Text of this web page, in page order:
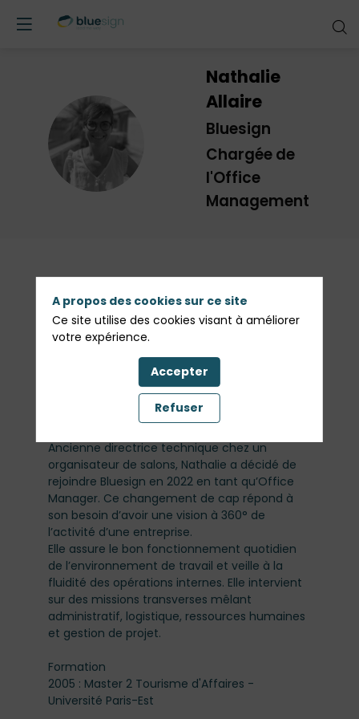
NA
Nathalie
Allaire
Bluesign
Chargée de
l'Office
Management
Description
20 ans d’expérience dans l’organisation
d’évènements professionnels. Polyvalente, elle
est au service de la direction et des
collaborateurs pour soutenir, simplifier et
Ancienne directrice technique chez un
organisateur de salons, Nathalie a décidé de
rejoindre Bluesign en 2022 en tant qu’Office
Manager. Ce changement de cap répond à
son besoin d’avoir une vision à 360° de
l’activité d’une entreprise.
Elle assure le bon fonctionnement quotidien
de l’environnement de travail et veille à la
fluidité des opérations internes. Elle intervient
sur des missions transverses mêlant
administratif, logistique, ressources humaines
et gestion de projet.
Formation
2005 : Master 2 Tourisme d'Affaires -
Université Paris-Est
A propos des cookies sur ce site
Ce site utilise des cookies visant à améliorer
votre expérience.
Accepter
Refuser